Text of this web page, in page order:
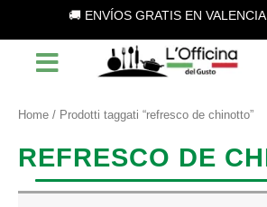
contenuto
🚚 ENVÍOS GRATIS EN
l
o
u
a
Home / Prodotti taggati “refresco de chinotto”
REFRESCO DE